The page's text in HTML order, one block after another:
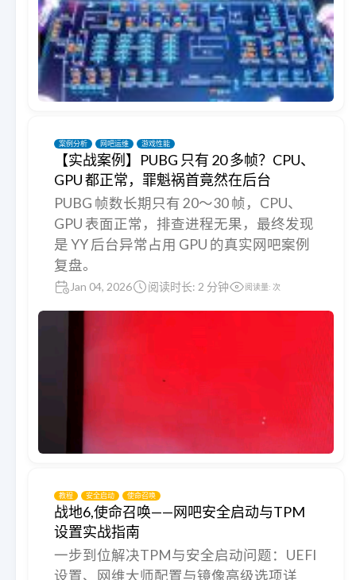
案例分析 网吧运维 游戏性能
【实战案例】PUBG 只有 20 多帧？CPU、
GPU 都正常，罪魁祸首竟然在后台
PUBG 帧数长期只有 20～30 帧，CPU、
GPU 表面正常，排查进程无果，最终发现
是 YY 后台异常占用 GPU 的真实网吧案例
复盘。
Jan 04, 2026 阅读时长: 2 分钟 阅读量: 次
教程 安全启动 使命召唤
战地6,使命召唤——网吧安全启动与TPM
设置实战指南
一步到位解决TPM与安全启动问题：UEFI
设置、网维大师配置与镜像高级选项详